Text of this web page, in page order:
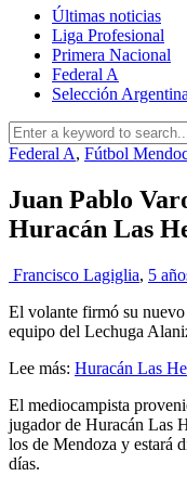
Últimas noticias
Liga Profesional
Primera Nacional
Federal A
Selección Argentina
Federal A, Fútbol
Juan Pablo
Huracán Las
Francisco Lagiglia, 5
El volante firmó su
equipo del Lechuga
Lee más: Huracán Las
El mediocampista
jugador de Huracán Las
los de Mendoza y estará
días.